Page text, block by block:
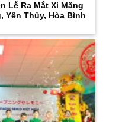
Lễ Ra Mắt Xi Măng
Yên Thủy, Hòa Bình